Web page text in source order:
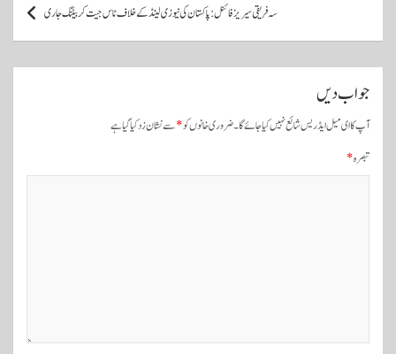
و
سہ فریقی سیریز فائنل: پاکستان کی نیوزی لینڈ کےخلاف ٹاس جیت کر بیٹنگ جاری
جواب دیں
آپ کا ای میل ایڈریس شائع نہیں کیا جائے گا۔ضروری خانوں کو*سے نشان زد کیا گیا ہے
تبصرہ*